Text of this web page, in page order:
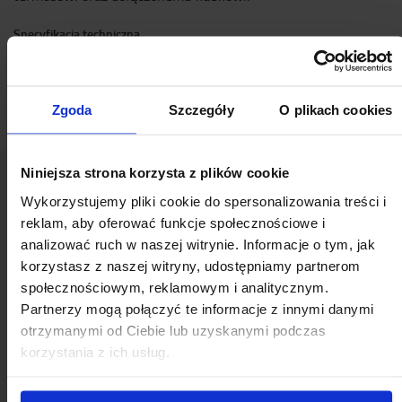
Zgoda Szczegóły O plikach cookies
Niniejsza strona korzysta z plików cookie
Wykorzystujemy pliki cookie do spersonalizowania treści i
reklam, aby oferować funkcje społecznościowe i
analizować ruch w naszej witrynie. Informacje o tym, jak
korzystasz z naszej witryny, udostępniamy partnerom
społecznościowym, reklamowym i analitycznym.
Partnerzy mogą połączyć te informacje z innymi danymi
otrzymanymi od Ciebie lub uzyskanymi podczas
korzystania z ich usług.
Specyfikacja techniczna
Popularny akcesoria
ZOBACZ NASZĄ OFERTĘ AKCESORIÓW